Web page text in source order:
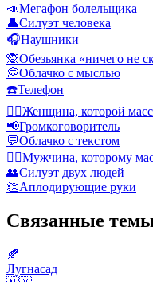
📣Мегафон болельщика
👤Силуэт человека
🎧Наушники
🙊Обезьянка «ничего не
💭Облачко с мыслью
☎️Телефон
💆‍♀️Женщина, которой
📢Громкоговоритель
💬Облачко с текстом
💆‍♂️Мужчина, которому
👥Силуэт двух людей
👏Аплодирующие руки
Связанные
🍂
Лугнасад